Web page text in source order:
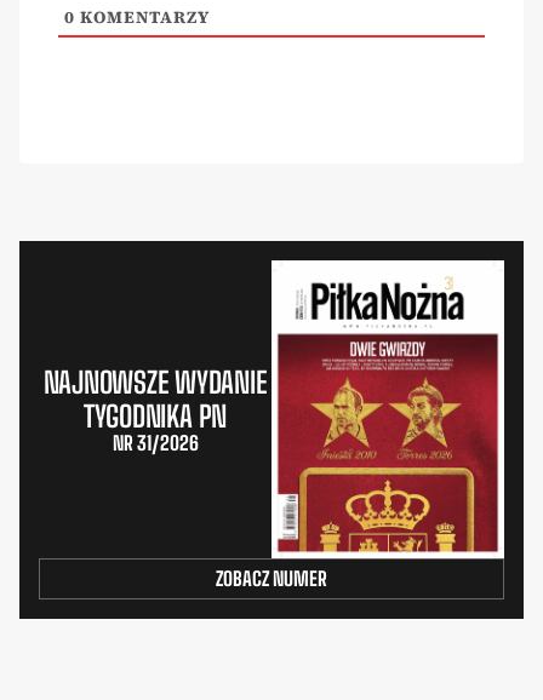
0 KOMENTARZY
NAJNOWSZE WYDANIE
TYGODNIKA PN
NR 31/2026
ZOBACZ NUMER